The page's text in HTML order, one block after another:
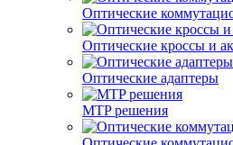
Оптические
Оптические кроссы и
Оптические адаптеры
MTP решения